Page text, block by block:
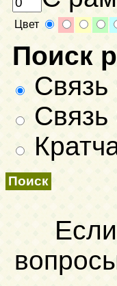
Цвет
Поиск
Связь
Связь